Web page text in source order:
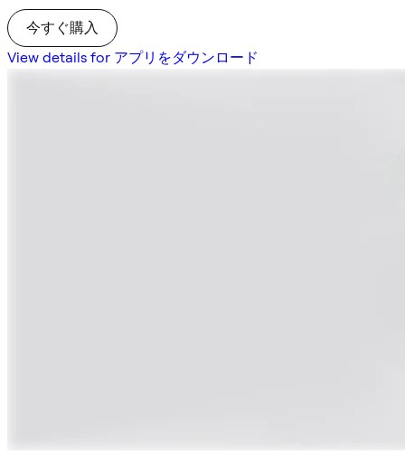
今すぐ購入
View details for アプリをダウンロード